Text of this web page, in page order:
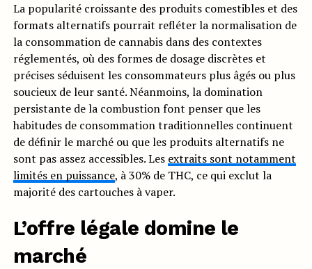
La popularité croissante des produits comestibles et des
formats alternatifs pourrait refléter la normalisation de
la consommation de cannabis dans des contextes
réglementés, où des formes de dosage discrètes et
précises séduisent les consommateurs plus âgés ou plus
soucieux de leur santé. Néanmoins, la domination
persistante de la combustion font penser que les
habitudes de consommation traditionnelles continuent
de définir le marché ou que les produits alternatifs ne
sont pas assez accessibles. Les extraits sont notamment
limités en puissance, à 30% de THC, ce qui exclut la
majorité des cartouches à vaper.
L’offre légale domine le
marché